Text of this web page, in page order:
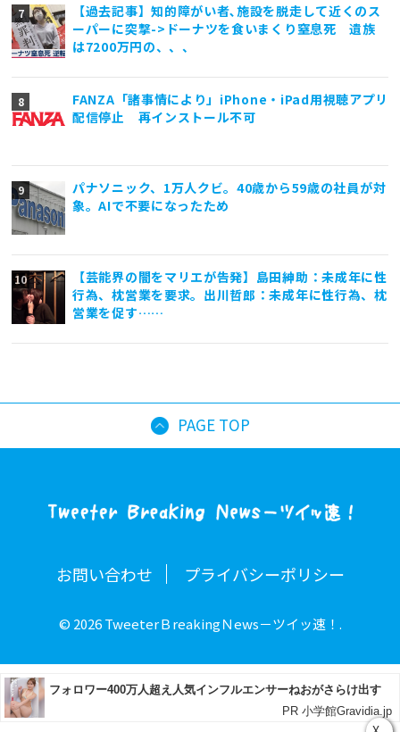
【過去記事】知的障がい者､施設を脱走して近くのス
ーパーに突撃->ドーナツを食いまくり窒息死 遺族
は7200万円の、、、
FANZA「諸事情により」iPhone・iPad用視聴アプリ
配信停止 再インストール不可
パナソニック、1万人クビ。40歳から59歳の社員が対
象。AIで不要になったため
【芸能界の闇をマリエが告発】島田紳助：未成年に性
行為、枕営業を要求。出川哲郎：未成年に性行為、枕
営業を促す……
PAGE TOP
お問い合わせ プライバシーポリシー
© 2026 TweeterＢreakingＮews－ツイッ速！.